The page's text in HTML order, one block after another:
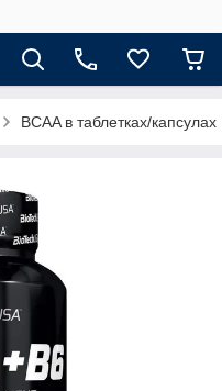
BCAA в таблетках/капсулах